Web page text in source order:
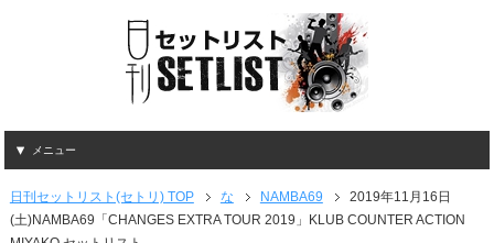
メニュー
日刊セットリスト(セトリ) TOP な NAMBA69
2019年11月16日
(土)NAMBA69「CHANGES EXTRA TOUR 2019」KLUB COUNTER ACTION